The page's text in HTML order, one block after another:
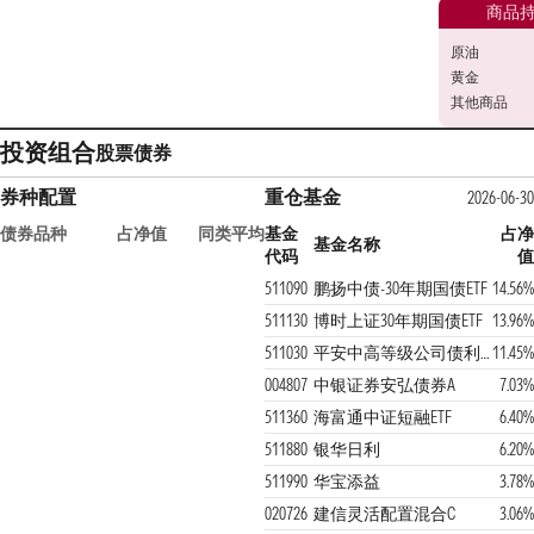
商品
原油
黄金
其他商品
投资组合股票债券
券种配置
债券品种 占净值 同类平均
重仓基金
2026-06-30
基金
代码
基金名称
占净
值
511090 鹏扬中债-30年期国债ETF 14.56%
511130 博时上证30年期国债ETF 13.96%
511030
平安中高等级公司债利差因子ETF11.45%
004807 中银证券安弘债券A
7.03%
511360 海富通中证短融ETF
6.40%
511880 银华日利
6.20%
511990 华宝添益
3.78%
020726 建信灵活配置混合C
3.06%